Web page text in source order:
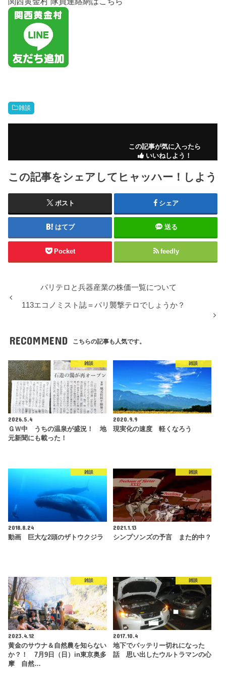
雑談
この記事が気に入ったら
いいねしよう！
この記事をシェアしてヒャッハー！しよう
ポスト シェア
はてブ 送る
Pocket feedly
パリテロと兵器産業の株価一覧について
113エコノミスト誌＝パリ襲撃テロでしょうか？
RECOMMEND こちらの記事も人気です。
雑談
2026.5.4
ＧＷ中 うちの温泉が盛況！ 地
元新聞にも載った！
雑談
2020.9.9
現実化の速度 軽くなろう
雑談
2018.8.24
動画 巨大な2頭のザトウクジラ
雑談
2021.1.13
シンプソンズの予言 また的中？
雑談
2023.4.12
黄金のサウナ＆自然農を知らない
か？！ 7月9日（日）in東京奥多
摩 自然…
雑談
2017.10.4
地下でバッテリー切れになった
話 思い出したウルトラマンの心